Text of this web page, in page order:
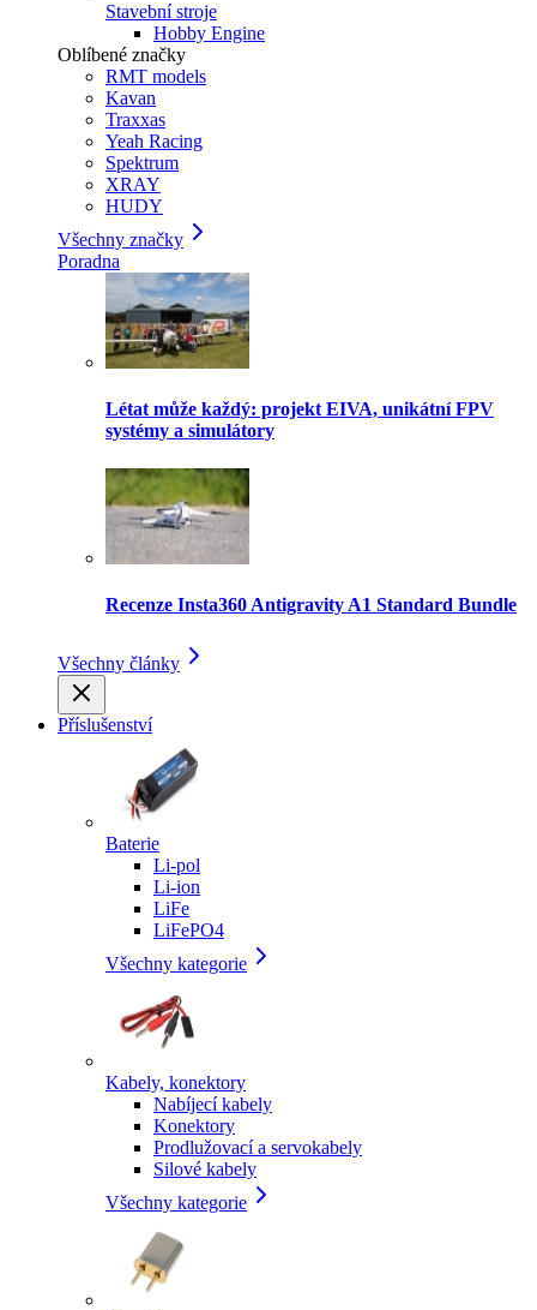
Stavební stroje
Hobby Engine
Oblíbené značky
RMT models
Kavan
Traxxas
Yeah Racing
Spektrum
XRAY
HUDY
Všechny značky
Poradna
Létat může každý: projekt EIVA, unikátní FPV
systémy a simulátory
Recenze Insta360 Antigravity A1 Standard Bundle
Všechny články
Příslušenství
Baterie
Li-pol
Li-ion
LiFe
LiFePO4
Všechny kategorie
Kabely, konektory
Nabíjecí kabely
Konektory
Prodlužovací a servokabely
Silové kabely
Všechny kategorie